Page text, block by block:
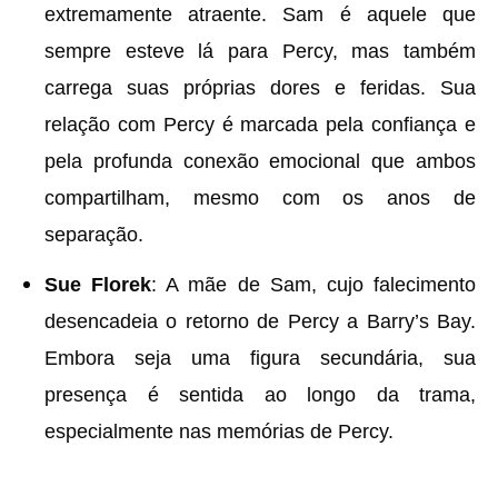
extremamente atraente. Sam é aquele que
sempre esteve lá para Percy, mas também
carrega suas próprias dores e feridas. Sua
relação com Percy é marcada pela confiança e
pela profunda conexão emocional que ambos
compartilham, mesmo com os anos de
separação.
Sue Florek: A mãe de Sam, cujo falecimento
desencadeia o retorno de Percy a Barry’s Bay.
Embora seja uma figura secundária, sua
presença é sentida ao longo da trama,
especialmente nas memórias de Percy.